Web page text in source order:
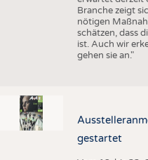
Branche zeigt
nötigen
schätzen, dass
ist. Auch wir
gehen sie an."
gestartet